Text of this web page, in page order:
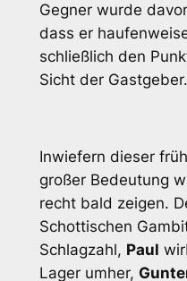
Gegner wurde
dass er
schließlich den
Sicht der Gastgeber.
Inwiefern dieser
großer Bedeutung
recht bald zeigen.
Schottischen
Schlagzahl, Paul
Lager umher,